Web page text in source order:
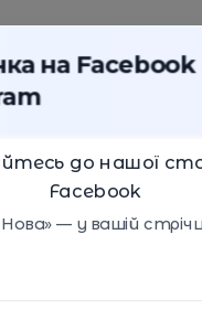
на Facebook
до нашої
Facebook
— у вашій